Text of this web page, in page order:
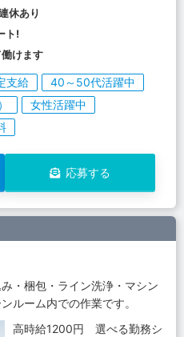
休あり
ト!
けます
支給
40～50代活躍中
女性活躍中
応募する
・梱包・ライン洗浄・マシン
ルーム内での作業です。
高時給1200円 選べる勤務シ